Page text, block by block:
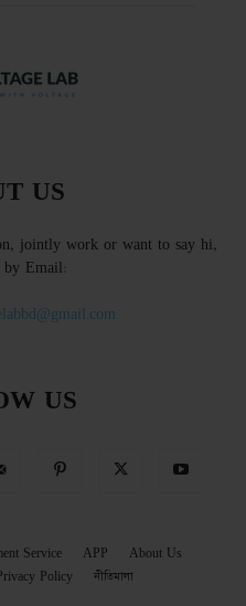
US
jointly work or want to say hi,
by Email:
US
Service APP
About Us
Privacy Policy নীতিমালা